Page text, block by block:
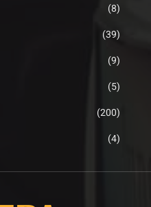
(8)
(39)
(9)
(5)
(200)
(4)